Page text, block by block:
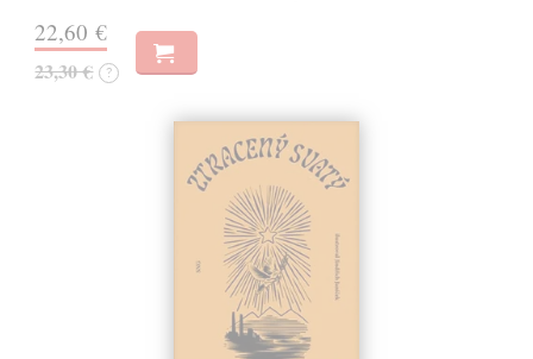
22,60 €
23,30 € ?